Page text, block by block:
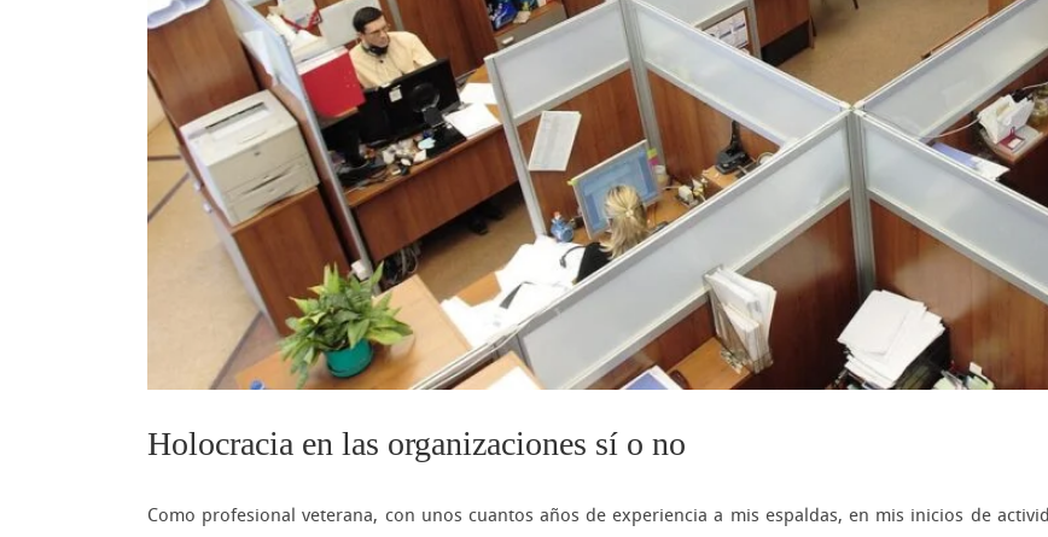
Holocracia en las organizaciones sí o no
Como profesional veterana, con unos cuantos años de experiencia a mis espaldas, en mis inicios de